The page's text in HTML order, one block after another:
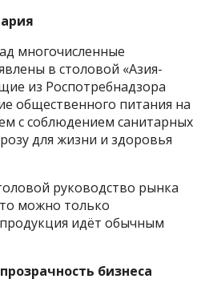
многочисленные
в столовой «Азия-
из Роспотребнадзора
общественного питания на
с соблюдением санитарных
для жизни и здоровья
руководство рынка
можно только
идёт обычным
бизнеса